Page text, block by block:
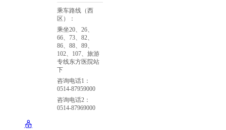
乘车路线（西
区）：
乘坐20、26、
66、73、82、
86、88、89、
102、107、旅游
专线东方医院站
下
咨询电话1：
0514-87959000
咨询电话2：
0514-87969000